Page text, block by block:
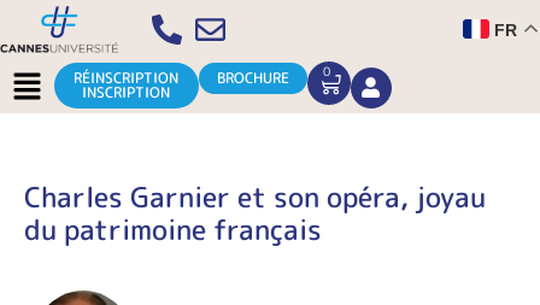
Aller
au
contenu
FR
Menu RÉINSCRIPTION
INSCRIPTION
BROCHURE 0
CART
Charles Garnier et son opéra, joyau
du patrimoine français